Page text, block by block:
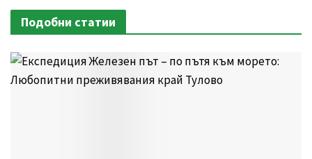
Подобни статии